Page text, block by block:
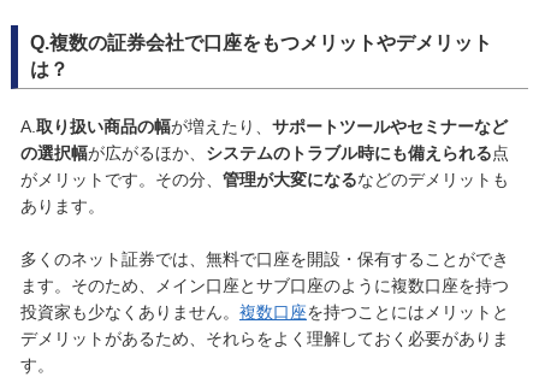
Q.複数の証券会社で口座をもつメリットやデメリット
は？
A.取り扱い商品の幅が増えたり、 サポートツールやセミナーなど
の選択幅が広がるほか、 システムのトラブル時にも備えられる点
がメリットです。その分、 管理が大変になるなどのデメリットも
あります。
多くのネット証券では、無料で口座を開設・保有することができ
ます。そのため、メイン口座とサブ口座のように複数口座を持つ
投資家も少なくありません。 複数口座を持つことにはメリットと
デメリットがあるため、それらをよく理解しておく必要がありま
す。